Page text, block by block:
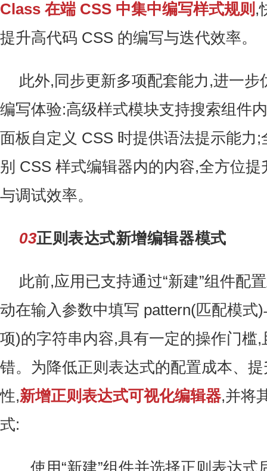
Class 在端 CSS 中集中编写样式规则 ,
提升高代码 CSS 的编写与迭代效率。
此外,同步更新多项配套能力,进一步
编写体验:高级样式模块支持搜索组件
面板自定义 CSS 时提供语法提示能力
别 CSS 样式编辑器内的内容,全方位
与调试效率。
03正则表达式新增编辑器模式
此前,应用已支持通过“新建”组件配
动在输入参数中填写 pattern(匹配模式
项)的字符串内容,具有一定的操作门槛
错。为降低正则表达式的配置成本、
性,新增正则表达式可视化编辑器,并将
式:
使用“新建”组件并选择正则表达式